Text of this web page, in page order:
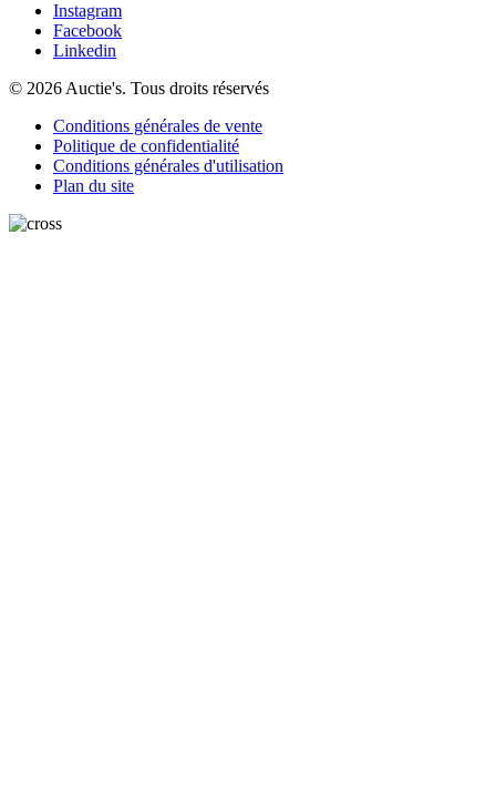
Instagram
Facebook
Linkedin
© 2026 Auctie's. Tous droits réservés
Conditions générales de vente
Politique de confidentialité
Conditions générales d'utilisation
Plan du site